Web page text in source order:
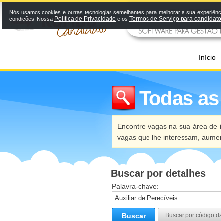
Início
Todas
Encontre vagas na sua área
vagas que lhe interessam,
Buscar por detalhes
Palavra-chave:
Buscar Buscar por código
Nós usamos cookies e outras tecnologias semelhantes para melhorar a sua
condições. Nossa Política de Privacidade e os Termos de Serviço para